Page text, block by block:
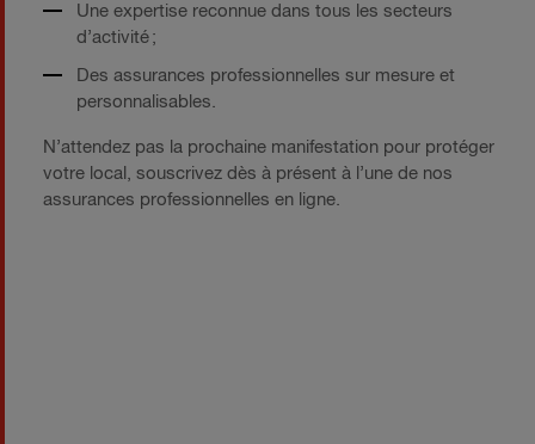
Une expertise reconnue dans tous les secteurs
d’activité ;
Des assurances professionnelles sur mesure et
personnalisables.
N’attendez pas la prochaine manifestation pour protéger
votre local, souscrivez dès à présent à l’une de nos
assurances professionnelles en ligne.